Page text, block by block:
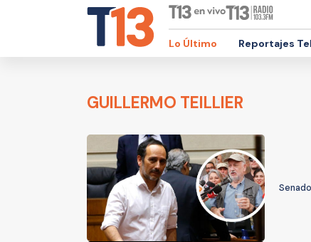
Lo Último Reportajes
GUILLERMO TEILLIER